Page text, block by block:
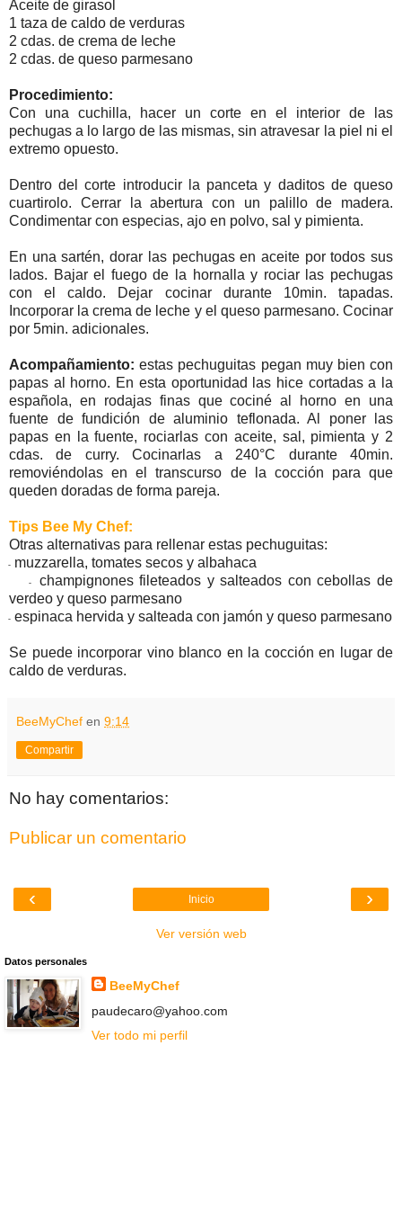
Aceite de girasol
1 taza de caldo de verduras
2 cdas. de crema de leche
2 cdas. de queso parmesano
Procedimiento:
Con una cuchilla, hacer un corte en el interior de las
pechugas a lo largo de las mismas, sin atravesar la piel ni el
extremo opuesto.
Dentro del corte introducir la panceta y daditos de queso
cuartirolo. Cerrar la abertura con un palillo de madera.
Condimentar con especias, ajo en polvo, sal y pimienta.
En una sartén, dorar las pechugas en aceite por todos sus
lados. Bajar el fuego de la hornalla y rociar las pechugas
con el caldo. Dejar cocinar durante 10min. tapadas.
Incorporar la crema de leche y el queso parmesano. Cocinar
por 5min. adicionales.
Acompañamiento: estas pechuguitas pegan muy bien con
papas al horno. En esta oportunidad las hice cortadas a la
española, en rodajas finas que cociné al horno en una
fuente de fundición de aluminio teflonada. Al poner las
papas en la fuente, rociarlas con aceite, sal, pimienta y 2
cdas. de curry. Cocinarlas a 240°C durante 40min.
removiéndolas en el transcurso de la cocción para que
queden doradas de forma pareja.
Tips Bee My Chef:
Otras alternativas para rellenar estas pechuguitas:
muzzarella, tomates secos y albahaca
champignones fileteados y salteados con cebollas de
verdeo y queso parmesano
espinaca hervida y salteada con jamón y queso parmesano
Se puede incorporar vino blanco en la cocción en lugar de
caldo de verduras.
BeeMyChef en 9:14
Compartir
No hay comentarios:
Publicar un comentario
‹ ›
Inicio
Ver versión web
Datos personales
BeeMyChef
paudecaro@yahoo.com
Ver todo mi perfil